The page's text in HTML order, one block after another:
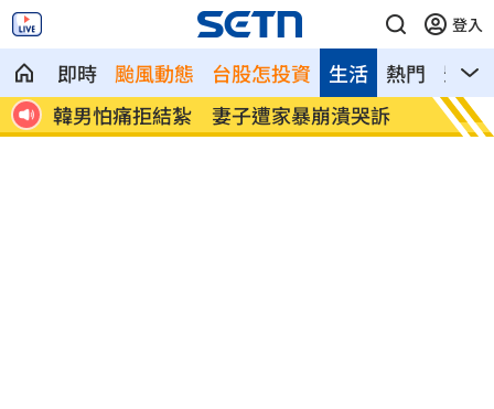
登入
即時 颱風動態 台股怎投資 熱門 影音
生活
視導濱海打擊操演 賴清德廣播鼓舞國軍
慈濟
來